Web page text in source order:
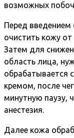
возможных
Перед
очистить кожу
Затем для
область лица,
обрабатывается
кремом, после
минутную паузу,
анестезия.
Далее кожа